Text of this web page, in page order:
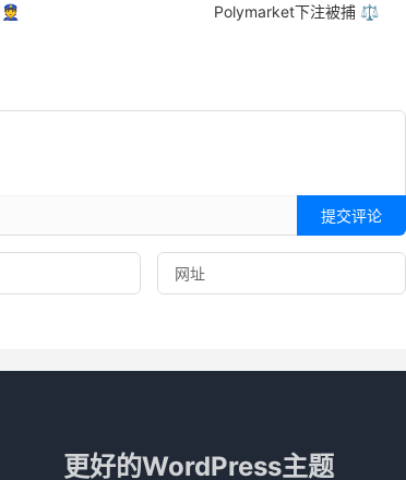
👮
Polymarket下注被捕 ⚖️
提交评论
更好的WordPress主题